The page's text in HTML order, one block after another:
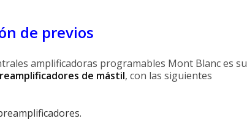
de previos
amplificadoras programables Mont Blanc es su
de mástil, con las siguientes